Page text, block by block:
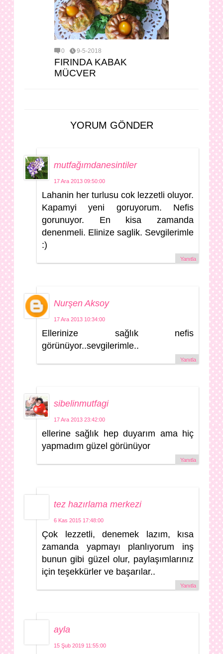
0 9-5-2018
FIRINDA KABAK
MÜCVER
YORUM GÖNDER
mutfağımdanesintiler
17 Ara 2013 09:50:00
Lahanin her turlusu cok lezzetli oluyor.
Kapamyi yeni goruyorum. Nefis
gorunuyor. En kisa zamanda
denenmeli. Elinize saglik. Sevgilerimle
:)
Yanıtla
Nurşen Aksoy
17 Ara 2013 10:34:00
Ellerinize sağlık nefis
görünüyor..sevgilerimle..
Yanıtla
sibelinmutfagi
17 Ara 2013 23:42:00
ellerine sağlık hep duyarım ama hiç
yapmadım güzel görünüyor
Yanıtla
tez hazırlama merkezi
6 Kas 2015 17:48:00
Çok lezzetli, denemek lazım, kısa
zamanda yapmayı planlıyorum inş
bunun gibi güzel olur, paylaşımlarınız
için teşekkürler ve başarılar..
Yanıtla
ayla
15 Şub 2019 11:55:00